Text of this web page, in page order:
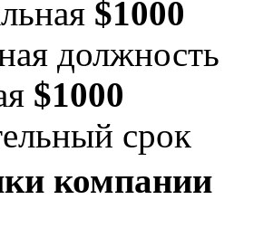
$1000
должность
$1000
срок
компании